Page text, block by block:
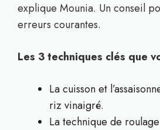
explique Mounia. Un conseil
erreurs courantes.
Les 3 techniques clés que
La cuisson et
riz vinaigré.
La technique de